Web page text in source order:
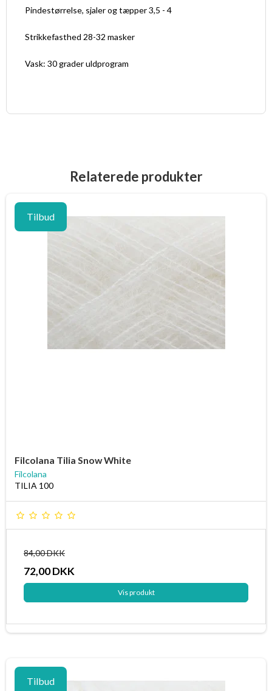
Pindestørrelse, sjaler og tæpper 3,5 - 4
Strikkefasthed 28-32 masker
Vask: 30 grader uldprogram
Relaterede produkter
Tilbud
Filcolana Tilia Snow White
Filcolana
TILIA 100
84,00 DKK
72,00 DKK
Vis produkt
Tilbud